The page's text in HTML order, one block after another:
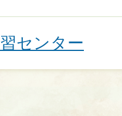
センター